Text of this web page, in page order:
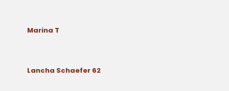
Marina T
Lancha Schaefer 62